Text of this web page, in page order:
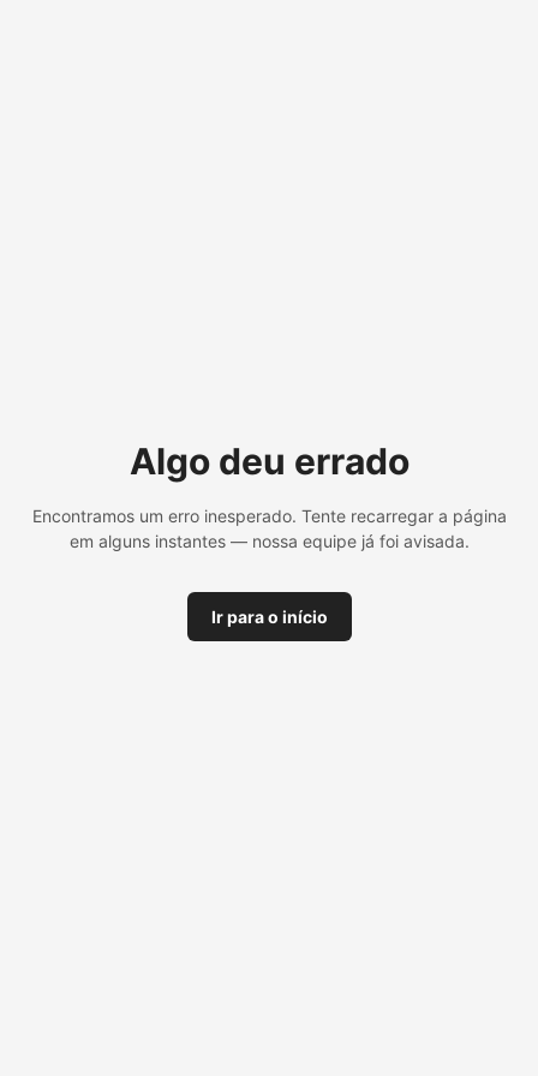
Algo deu errado
Encontramos um erro inesperado. Tente recarregar a página
em alguns instantes — nossa equipe já foi avisada.
Ir para o início